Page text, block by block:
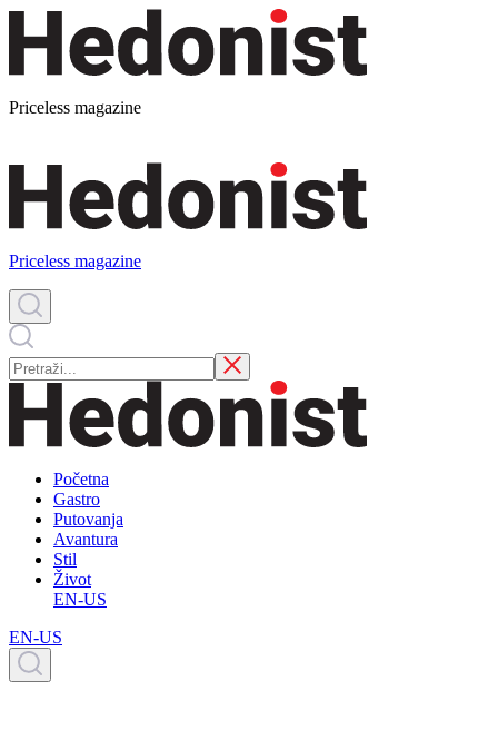
Priceless magazine
Priceless magazine
Početna
Gastro
Putovanja
Avantura
Stil
Život
EN-US
EN-US